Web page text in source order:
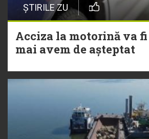
ȘTIRILE ZU
Acciza la motorină va fi
mai avem de așteptat